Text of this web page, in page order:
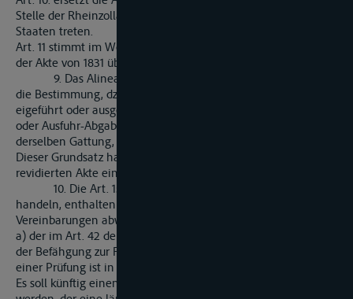
Stelle der Rheinzollämter muszten die Zollämter der Ufer-
Staaten treten.
Art. 11 stimmt im Wesentlichen mit Art. 38., Art. 12. mit Art. 41.
der Akte von 1831 überein.
9. Das Alinea 4. des Art. 37. der Akte von 1831 enthält
die Bestimmung, dzasz die Güter, welche auf dem Rheine
eigeführt oder ausgefürht werden, mit einer gröszeren Ein-
oder Ausfuhr-Abgabe nicht belegt werden dürfen, als Güter
derselben Gattung, die man zu Lande ein- oder ausführt.
Dieser Grundsatz hat durch die Verabredung im Art. 14. der
revidierten Akte eine nicht unwichtige Ausdehnung erfahren.
10. Die Art. 15. bis 21., welche von den Schifferpatenten
handeln, enthalten folgende, von den früheren
Vereinbarungen abweichende Festsetzungen.
a) der im Art. 42 der Akte von 1831 vorgeschriebene Nachweis
der Befähgung zur Führung eines Schiffes durch Ablegung
einer Prüfung ist in Wegfall gebracht.
Es soll künftig einem Jeden ein Schiffer-Patent ertheilt